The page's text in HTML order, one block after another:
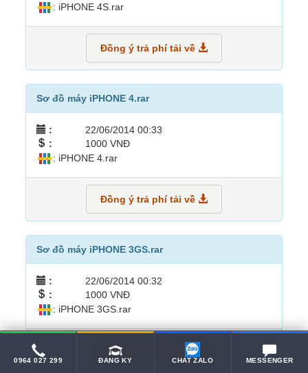
: iPHONE 4S.rar
Đồng ý trả phí tải về
Sơ đồ máy iPHONE 4.rar
: 22/06/2014 00:33
: 1000 VNĐ
: iPHONE 4.rar
Đồng ý trả phí tải về
Sơ đồ máy iPHONE 3GS.rar
: 22/06/2014 00:32
: 1000 VNĐ
: iPHONE 3GS.rar
Đồng ý trả phí tải về
0964 027 299 ĐĂNG KÝ CHAT ZALO MESSENGER